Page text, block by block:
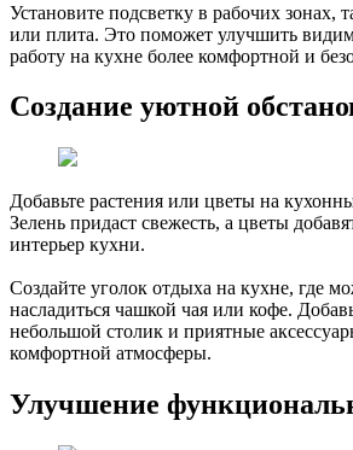
Установите подсветку в рабочих зонах,
или плита. Это поможет улучшить
работу на кухне более комфортной и
Создание уютной
Добавьте растения или цветы на
Зелень придаст свежесть, а цветы
интерьер кухни.
Создайте уголок отдыха на кухне, где
насладиться чашкой чая или кофе.
небольшой столик и приятные
комфортной атмосферы.
Улучшение